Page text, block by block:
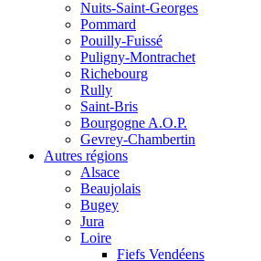
Nuits-Saint-Georges
Pommard
Pouilly-Fuissé
Puligny-Montrachet
Richebourg
Rully
Saint-Bris
Bourgogne A.O.P.
Gevrey-Chambertin
Autres régions
Alsace
Beaujolais
Bugey
Jura
Loire
Fiefs Vendéens